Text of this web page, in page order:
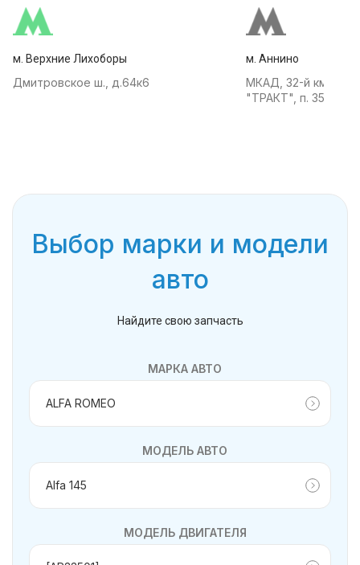
м. Верхние Лихоборы
Дмитровское ш., д.64к6
м. Аннино
МКАД, 32-й км, АТК
"ТРАКТ", п. 35
Выбор марки и модели
авто
Найдите свою запчасть
МАРКА АВТО
МОДЕЛЬ АВТО
МОДЕЛЬ ДВИГАТЕЛЯ